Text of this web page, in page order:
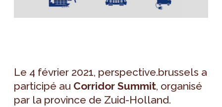
Le 4 février 2021, perspective.brussels a
participé au Corridor Summit, organisé
par la province de Zuid-Holland.